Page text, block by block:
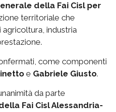
della Fai Cisl per
territoriale che
industria
come componenti
e Gabriele Giusto.
da parte
Fai Cisl Alessandria-